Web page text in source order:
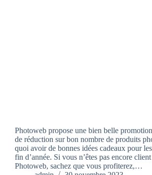
Photoweb propose une bien belle
de réduction sur bon nombre de produits
quoi avoir de bonnes idées cadeaux pour
fin d’année. Si vous n’êtes pas encore client
Photoweb, sachez que vous profiterez,…